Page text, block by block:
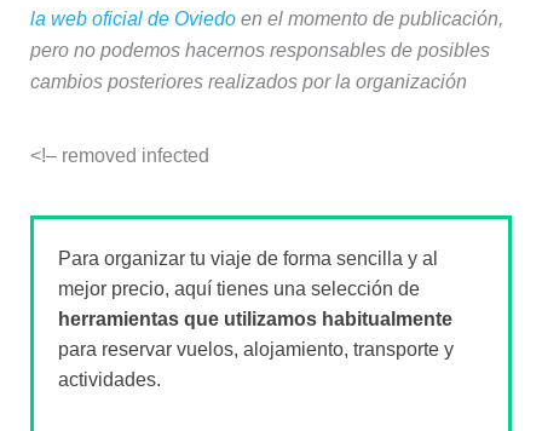
la web oficial de Oviedoen el momento de publicación,
pero no podemos hacernos responsables de posibles
cambios posteriores realizados por la organización
<!– removed infected
Para organizar tu viaje de forma sencilla y al
mejor precio, aquí tienes una selección de
herramientas que utilizamos habitualmente
para reservar vuelos, alojamiento, transporte y
actividades.